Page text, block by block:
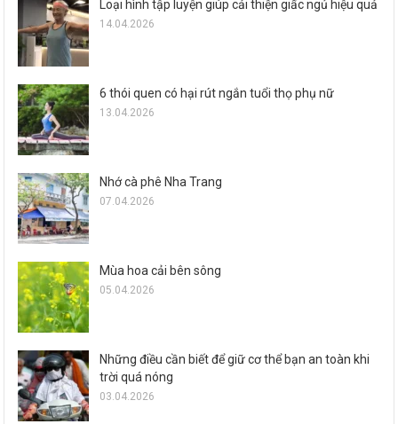
Loại hình tập luyện giúp cải thiện giấc ngủ hiệu quả
14.04.2026
6 thói quen có hại rút ngắn tuổi thọ phụ nữ
13.04.2026
Nhớ cà phê Nha Trang
07.04.2026
Mùa hoa cải bên sông
05.04.2026
Những điều cần biết để giữ cơ thể bạn an toàn khi
trời quá nóng
03.04.2026